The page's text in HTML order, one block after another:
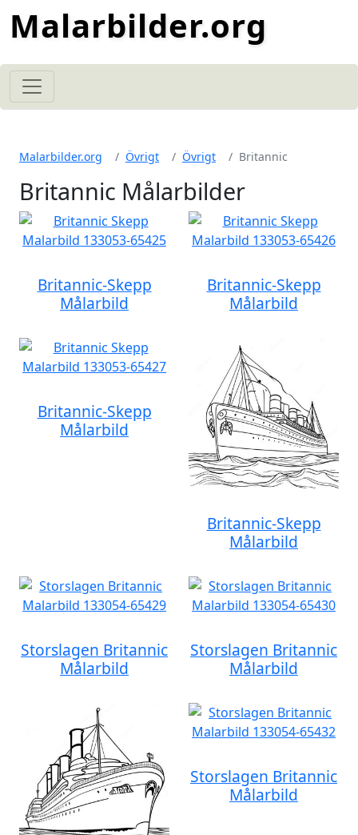
Malarbilder.org
Malarbilder.org Övrigt Övrigt Britannic
Britannic Målarbilder
Britannic-Skepp
Målarbild
Britannic-Skepp
Målarbild
Britannic-Skepp
Målarbild
Britannic-Skepp
Målarbild
Storslagen Britannic
Målarbild
Storslagen Britannic
Målarbild
Storslagen Britannic
Målarbild